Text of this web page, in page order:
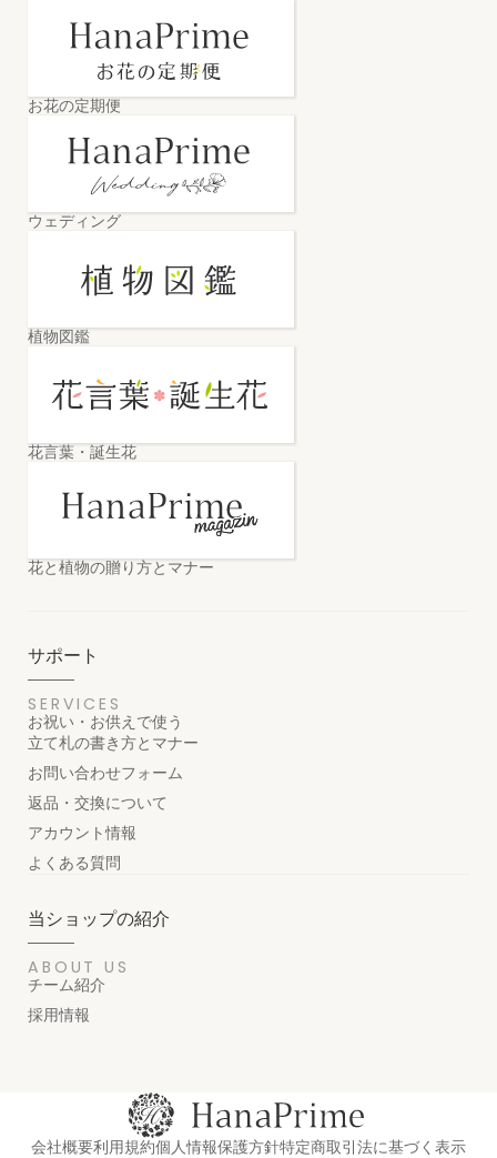
お花の定期便
ウェディング
植物図鑑
花言葉・誕生花
花と植物の贈り方とマナー
サポート
SERVICES
お祝い・お供えで使う
立て札の書き方とマナー
お問い合わせフォーム
返品・交換について
アカウント情報
よくある質問
当ショップの紹介
ABOUT US
チーム紹介
採用情報
会社概要利用規約個人情報保護方針特定商取引法に基づく表示